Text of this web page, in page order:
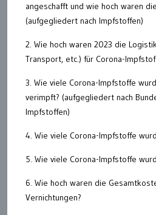
angeschafft und wie hoch waren
(aufgegliedert nach Impfstoffen)
2. Wie hoch waren 2023 die
Transport, etc.) für Corona-
3. Wie viele Corona-Impfstoffe
verimpft? (aufgegliedert nach
Impfstoffen)
4. Wie viele Corona-Impfstoffe
5. Wie viele Corona-Impfstoffe
6. Wie hoch waren die
Vernichtungen?